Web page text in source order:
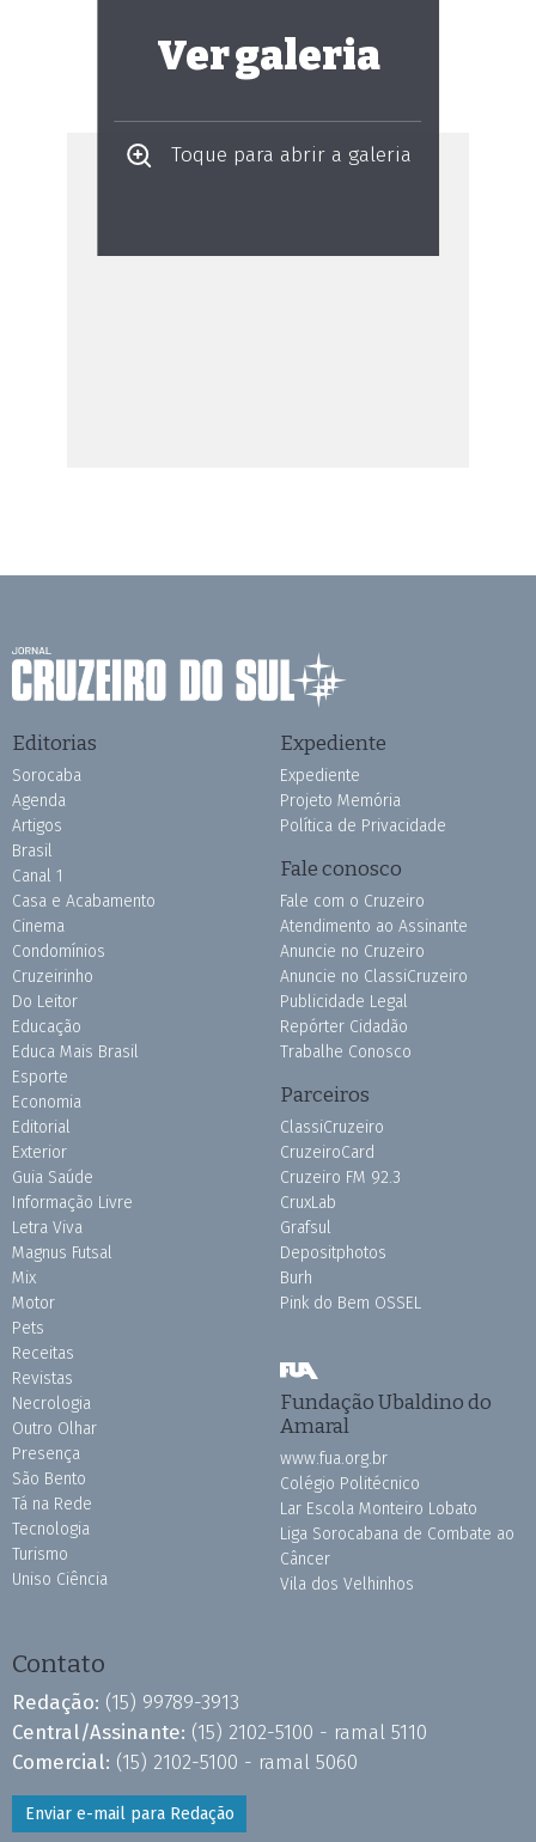
Ver galeria
Toque para abrir a galeria
Editorias
Sorocaba
Agenda
Artigos
Brasil
Canal 1
Casa e Acabamento
Cinema
Condomínios
Cruzeirinho
Do Leitor
Educação
Educa Mais Brasil
Esporte
Economia
Editorial
Exterior
Guia Saúde
Informação Livre
Letra Viva
Magnus Futsal
Mix
Motor
Pets
Receitas
Revistas
Necrologia
Outro Olhar
Presença
São Bento
Tá na Rede
Tecnologia
Turismo
Uniso Ciência
Expediente
Expediente
Projeto Memória
Política de Privacidade
Fale conosco
Fale com o Cruzeiro
Atendimento ao Assinante
Anuncie no Cruzeiro
Anuncie no ClassiCruzeiro
Publicidade Legal
Repórter Cidadão
Trabalhe Conosco
Parceiros
ClassiCruzeiro
CruzeiroCard
Cruzeiro FM 92.3
CruxLab
Grafsul
Depositphotos
Burh
Pink do Bem OSSEL
Fundação Ubaldino do
Amaral
www.fua.org.br
Colégio Politécnico
Lar Escola Monteiro Lobato
Liga Sorocabana de Combate ao
Câncer
Vila dos Velhinhos
Contato
Redação: (15) 99789-3913
Central/Assinante: (15) 2102-5100 - ramal 5110
Comercial: (15) 2102-5100 - ramal 5060
Enviar e-mail para Redação